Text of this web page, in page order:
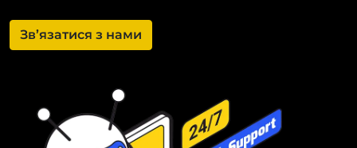
Зв’язатися з нами